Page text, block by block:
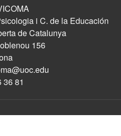
i C. de la Educación
de Catalunya
156
36 81